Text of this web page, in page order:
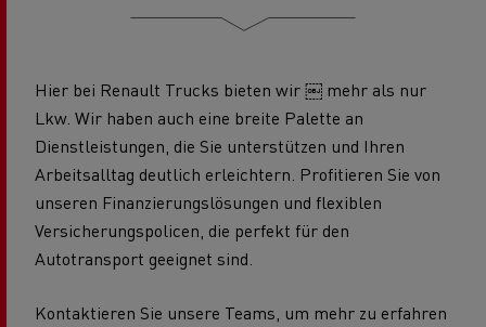
Hier bei Renault Trucks bieten wir ￼ mehr als nur
Lkw. Wir haben auch eine breite Palette an
Dienstleistungen, die Sie unterstützen und Ihren
Arbeitsalltag deutlich erleichtern. Profitieren Sie von
unseren Finanzierungslösungen und flexiblen
Versicherungspolicen, die perfekt für den
Autotransport geeignet sind.
Kontaktieren Sie unsere Teams, um mehr zu erfahren